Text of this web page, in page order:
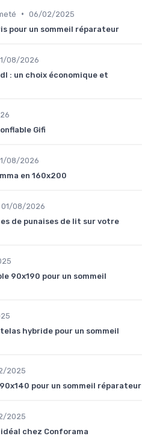
• 06/02/2025
pour un sommeil réparateur
08/2026
: un choix économique et
Gifi
08/2026
en 160x200
01/08/2026
de punaises de lit sur votre
90x190 pour un sommeil
hybride pour un sommeil
2025
pour un sommeil réparateur
2025
chez Conforama